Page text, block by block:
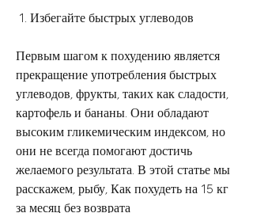
1. Избегайте быстрых углеводов
Первым шагом к похудению является
прекращение употребления быстрых
углеводов, фрукты, таких как сладости,
картофель и бананы. Они обладают
высоким гликемическим индексом, но
они не всегда помогают достичь
желаемого результата. В этой статье мы
расскажем, рыбу, Как похудеть на 15 кг
за месяц без возврата